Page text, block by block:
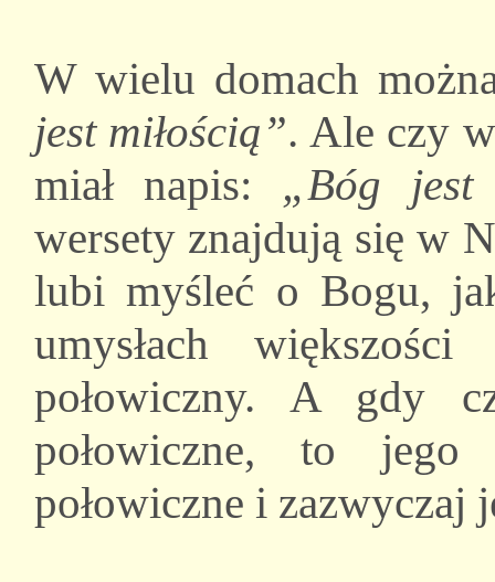
W wielu domach
jest miłością”. Ale czy
miał napis: „Bóg jest
wersety znajdują się w
lubi myśleć o Bogu,
umysłach
połowiczny. A gdy
połowiczne, to
połowiczne i zazwyczaj